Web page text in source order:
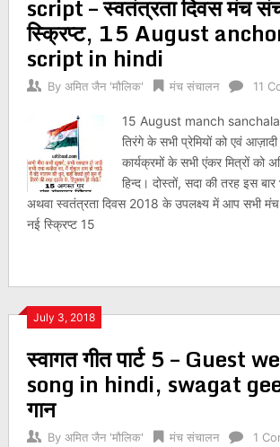
script – स्वतंत्रता दिवस मंच
स्क्रिप्ट, 15 August
script in hindi
By अमित जैन 'मौलिक' मंच संचालन 11
15 August manch
तिरंगे के सभी प्रेमियों को एवं
कार्यक्रमों के सभी एंकर मित्रों को
हिन्द। दोस्तों, सदा की तरह इस
अथवा स्वतंत्रता दिवस 2018 के उपलक्ष्य में आप सभी
नई स्क्रिप्ट 15
July 3, 2018
स्वागत गीत पार्ट 5 – Guest
song in hindi, swagat
गान
By अमित जैन 'मौलिक' मंच संचालन 1